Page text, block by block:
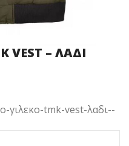
VEST – ΛΑΔΙ
γιλεκο-tmk-vest-λαδι--